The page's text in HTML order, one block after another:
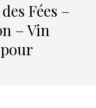
Fées –
– Vin